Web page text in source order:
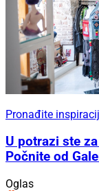
Pronađite
U potrazi ste
Počnite od
Oglas